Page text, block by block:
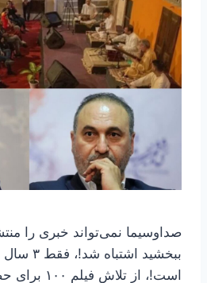
صداوسیما نمی‌تواند خبری را
ببخشید
است!، از